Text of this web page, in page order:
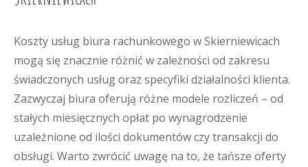
Koszty usług biura rachunkowego w Skierniewicach
mogą się znacznie różnić w zależności od zakresu
świadczonych usług oraz specyfiki działalności klienta.
Zazwyczaj biura oferują różne modele rozliczeń – od
stałych miesięcznych opłat po wynagrodzenie
uzależnione od ilości dokumentów czy transakcji do
obsługi. Warto zwrócić uwagę na to, że tańsze oferty